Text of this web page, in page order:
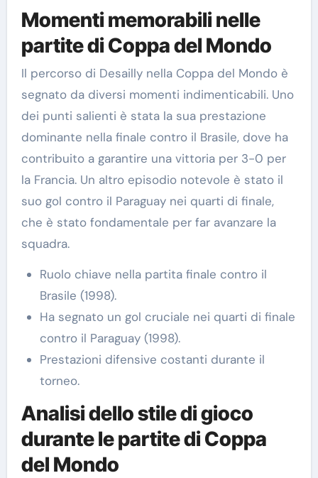
Momenti memorabili nelle
partite di Coppa del Mondo
Il percorso di Desailly nella Coppa del Mondo è
segnato da diversi momenti indimenticabili. Uno
dei punti salienti è stata la sua prestazione
dominante nella finale contro il Brasile, dove ha
contribuito a garantire una vittoria per 3-0 per
la Francia. Un altro episodio notevole è stato il
suo gol contro il Paraguay nei quarti di finale,
che è stato fondamentale per far avanzare la
squadra.
Ruolo chiave nella partita finale contro il
Brasile (1998).
Ha segnato un gol cruciale nei quarti di finale
contro il Paraguay (1998).
Prestazioni difensive costanti durante il
torneo.
Analisi dello stile di gioco
durante le partite di Coppa
del Mondo